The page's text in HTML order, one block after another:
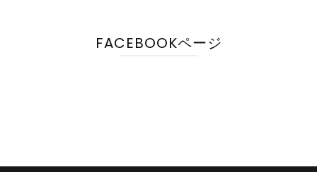
FACEBOOKページ